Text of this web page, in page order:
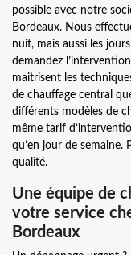
possible avec notre
Bordeaux. Nous
nuit, mais aussi les
demandez
maitrisent les
de chauffage central
différents modèles de
même tarif
qu’en jour de semaine.
qualité.
Une équipe de
votre service
Bordeaux